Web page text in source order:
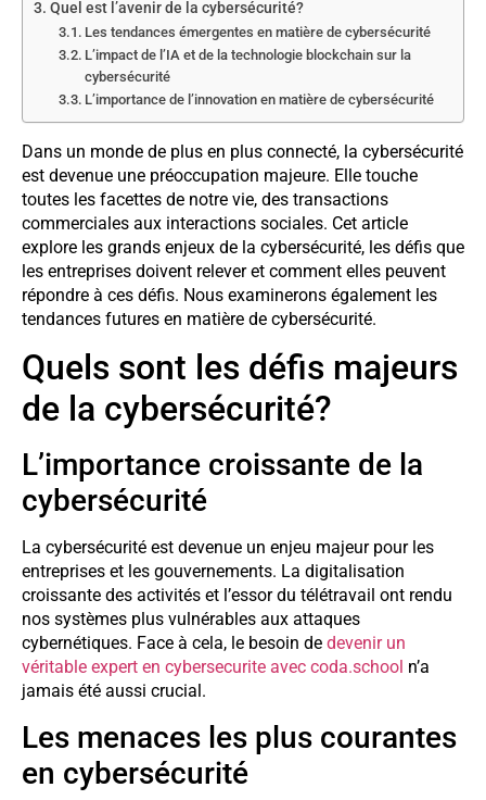
Quel est l’avenir de la cybersécurité?
Les tendances émergentes en matière de cybersécurité
L’impact de l’IA et de la technologie blockchain sur la
cybersécurité
L’importance de l’innovation en matière de cybersécurité
Dans un monde de plus en plus connecté, la cybersécurité
est devenue une préoccupation majeure. Elle touche
toutes les facettes de notre vie, des transactions
commerciales aux interactions sociales. Cet article
explore les grands enjeux de la cybersécurité, les défis que
les entreprises doivent relever et comment elles peuvent
répondre à ces défis. Nous examinerons également les
tendances futures en matière de cybersécurité.
Quels sont les défis majeurs
de la cybersécurité?
L’importance croissante de la
cybersécurité
La cybersécurité est devenue un enjeu majeur pour les
entreprises et les gouvernements. La digitalisation
croissante des activités et l’essor du télétravail ont rendu
nos systèmes plus vulnérables aux attaques
cybernétiques. Face à cela, le besoin de devenir un
véritable expert en cybersecurite avec coda.school n’a
jamais été aussi crucial.
Les menaces les plus courantes
en cybersécurité